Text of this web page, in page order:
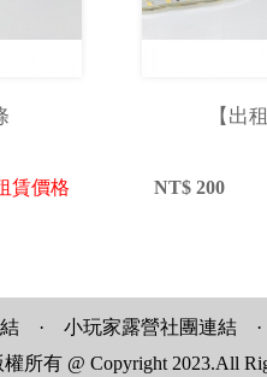
賃價格
【出
NT$ 200
· 小玩家露營社團連結
所有 @ Copyright 2023.All